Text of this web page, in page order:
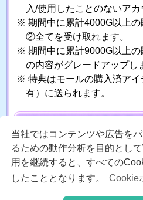
当社ではコンテンツや広告を
るための動作分析を目的とし
用を継続すると、すべての
したこととなります。
Cookie
入/使用したことのないアカ
期間中に累計4000G以上
②全てを受け取れます。
期間中に累計9000G以上
の内容がグレードアップし
特典はモールの購入済ア
有）に送られます。